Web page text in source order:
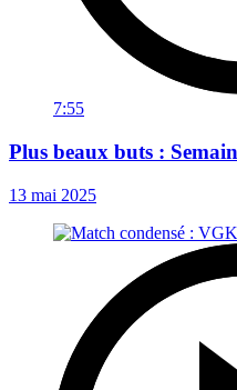
7:55
Plus beaux buts :
13 mai 2025